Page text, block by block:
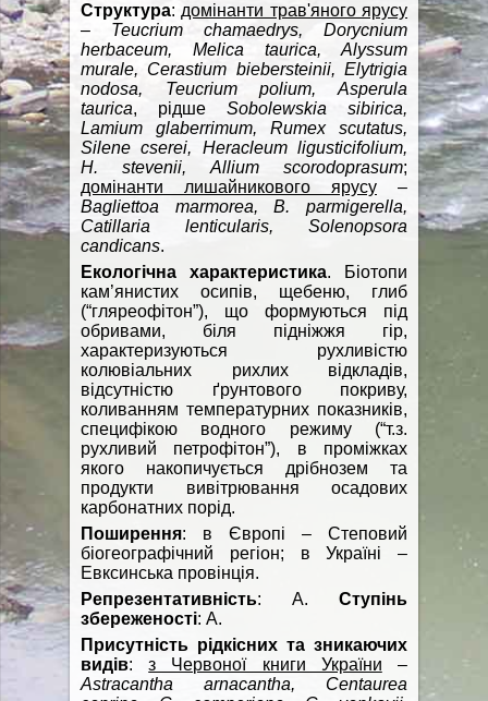
Cтруктура: домінанти трав'яного ярусу
– Teucrium chamaedrys, Dorycnium
herbaceum, Melica taurica, Alyssum
murale, Cerastium biebersteinii, Elytrigia
nodosa, Teucrium polium, Asperula
taurica, рідше Sobolewskia sibirica,
Lamium glaberrimum, Rumex scutatus,
Silene cserei, Heracleum ligusticifolium,
H. stevenii, Allium scorodoprasum;
домінанти лишайникового ярусу –
Bagliettoa marmorea, B. parmigerella,
Catillaria lenticularis, Solenopsora
candicans.
Екологічна характеристика. Біотопи
кам’янистих осипів, щебеню, глиб
(“гляреофітон”), що формуються під
обривами, біля підніжжя гір,
характеризуються рухливістю
колювіальних рихлих відкладів,
відсутністю ґрунтового покриву,
коливанням температурних показників,
специфікою водного режиму (“т.з.
рухливий петрофітон”), в проміжках
якого накопичується дрібнозем та
продукти вивітрювання осадових
карбонатних порід.
Поширення: в Європі – Степовий
біогеографічний регіон; в Україні –
Евксинська провінція.
Репрезентативність: А. Ступінь
збереженості: А.
Присутність рідкісних та зникаючих
видів:з Червоної книги України –
Astracantha arnacantha, Centaurea